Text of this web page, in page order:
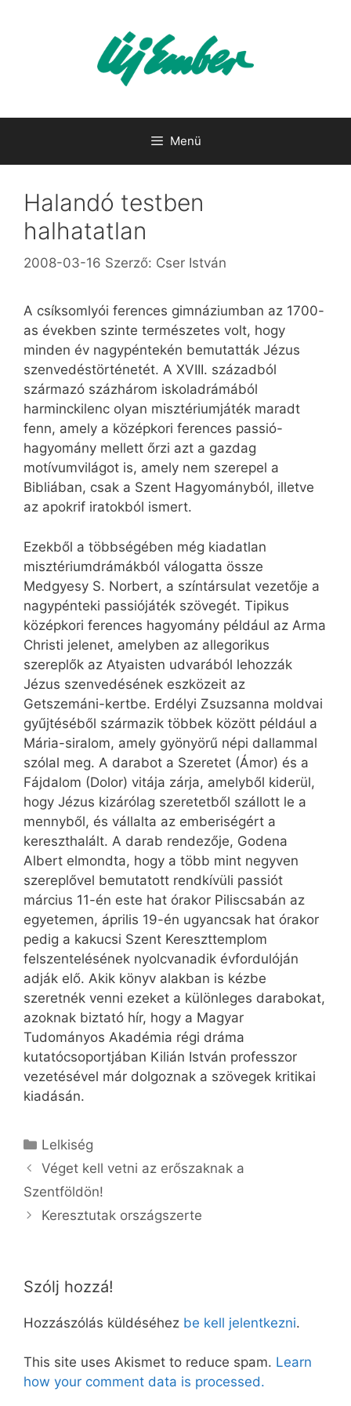
Menü
Halandó testben
halhatatlan
2008-03-16 Szerző: Cser István
A csíksomlyói ferences gimnáziumban az 1700-
as években szinte természetes volt, hogy
minden év nagypéntekén bemutatták Jézus
szenvedéstörténetét. A XVIII. századból
származó százhárom iskoladrámából
harminckilenc olyan misztériumjáték maradt
fenn, amely a középkori ferences passió-
hagyomány mellett őrzi azt a gazdag
motívumvilágot is, amely nem szerepel a
Bibliában, csak a Szent Hagyományból, illetve
az apokrif iratokból ismert.
Ezekből a többségében még kiadatlan
misztériumdrámákból válogatta össze
Medgyesy S. Norbert, a színtársulat vezetője a
nagypénteki passiójáték szövegét. Tipikus
középkori ferences hagyomány például az Arma
Christi jelenet, amelyben az allegorikus
szereplők az Atyaisten udvarából lehozzák
Jézus szenvedésének eszközeit az
Getszemáni-kertbe. Erdélyi Zsuzsanna moldvai
gyűjtéséből származik többek között például a
Mária-siralom, amely gyönyörű népi dallammal
szólal meg. A darabot a Szeretet (Ámor) és a
Fájdalom (Dolor) vitája zárja, amelyből kiderül,
hogy Jézus kizárólag szeretetből szállott le a
mennyből, és vállalta az emberiségért a
kereszthalált. A darab rendezője, Godena
Albert elmondta, hogy a több mint negyven
szereplővel bemutatott rendkívüli passiót
március 11-én este hat órakor Piliscsabán az
egyetemen, április 19-én ugyancsak hat órakor
pedig a kakucsi Szent Kereszttemplom
felszentelésének nyolcvanadik évfordulóján
adják elő. Akik könyv alakban is kézbe
szeretnék venni ezeket a különleges darabokat,
azoknak biztató hír, hogy a Magyar
Tudományos Akadémia régi dráma
kutatócsoportjában Kilián István professzor
vezetésével már dolgoznak a szövegek kritikai
kiadásán.
Kategória
Lelkiség
Véget kell vetni az erőszaknak a
Szentföldön!
Keresztutak országszerte
Szólj hozzá!
Hozzászólás küldéséhez be kell jelentkezni.
This site uses Akismet to reduce spam. Learn
how your comment data is processed.